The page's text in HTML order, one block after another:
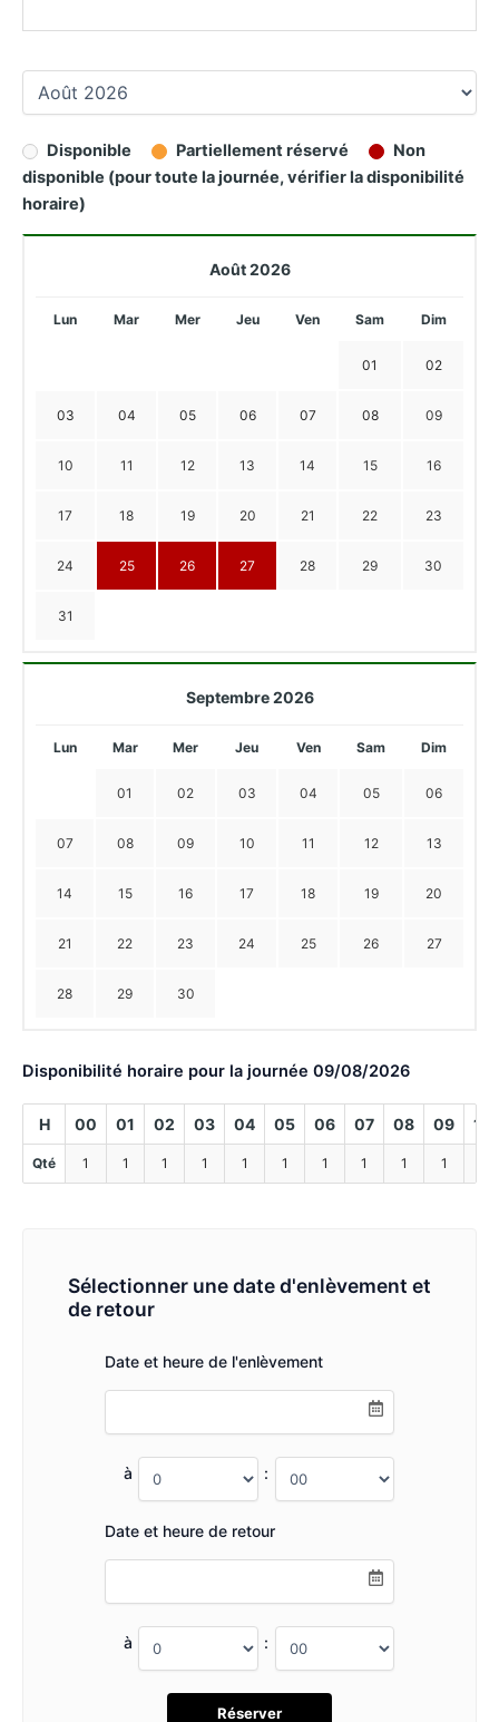
Disponible Partiellement réservé
Non
disponible (pour toute la journée, vérifier la disponibilité
horaire)
Août 2026
Lun Mar Mer Jeu Ven Sam Dim
01 02
03 04 05 06 07 08 09
10 11 12 13 14 15 16
17 18 19 20 21 22 23
24 25 26 27 28 29 30
31
Septembre 2026
Lun Mar Mer Jeu Ven Sam Dim
01 02 03 04 05 06
07 08 09 10 11 12 13
14 15 16 17 18 19 20
21 22 23 24 25 26 27
28 29 30
Disponibilité horaire pour la journée 09/08/2026
H 00 01 02 03 04 05 06 07 08 09 10
Qté 1 1 1 1 1 1 1 1 1 1
Sélectionner une date d'enlèvement et
de retour
Date et heure de l'enlèvement
à :
Date et heure de retour
à :